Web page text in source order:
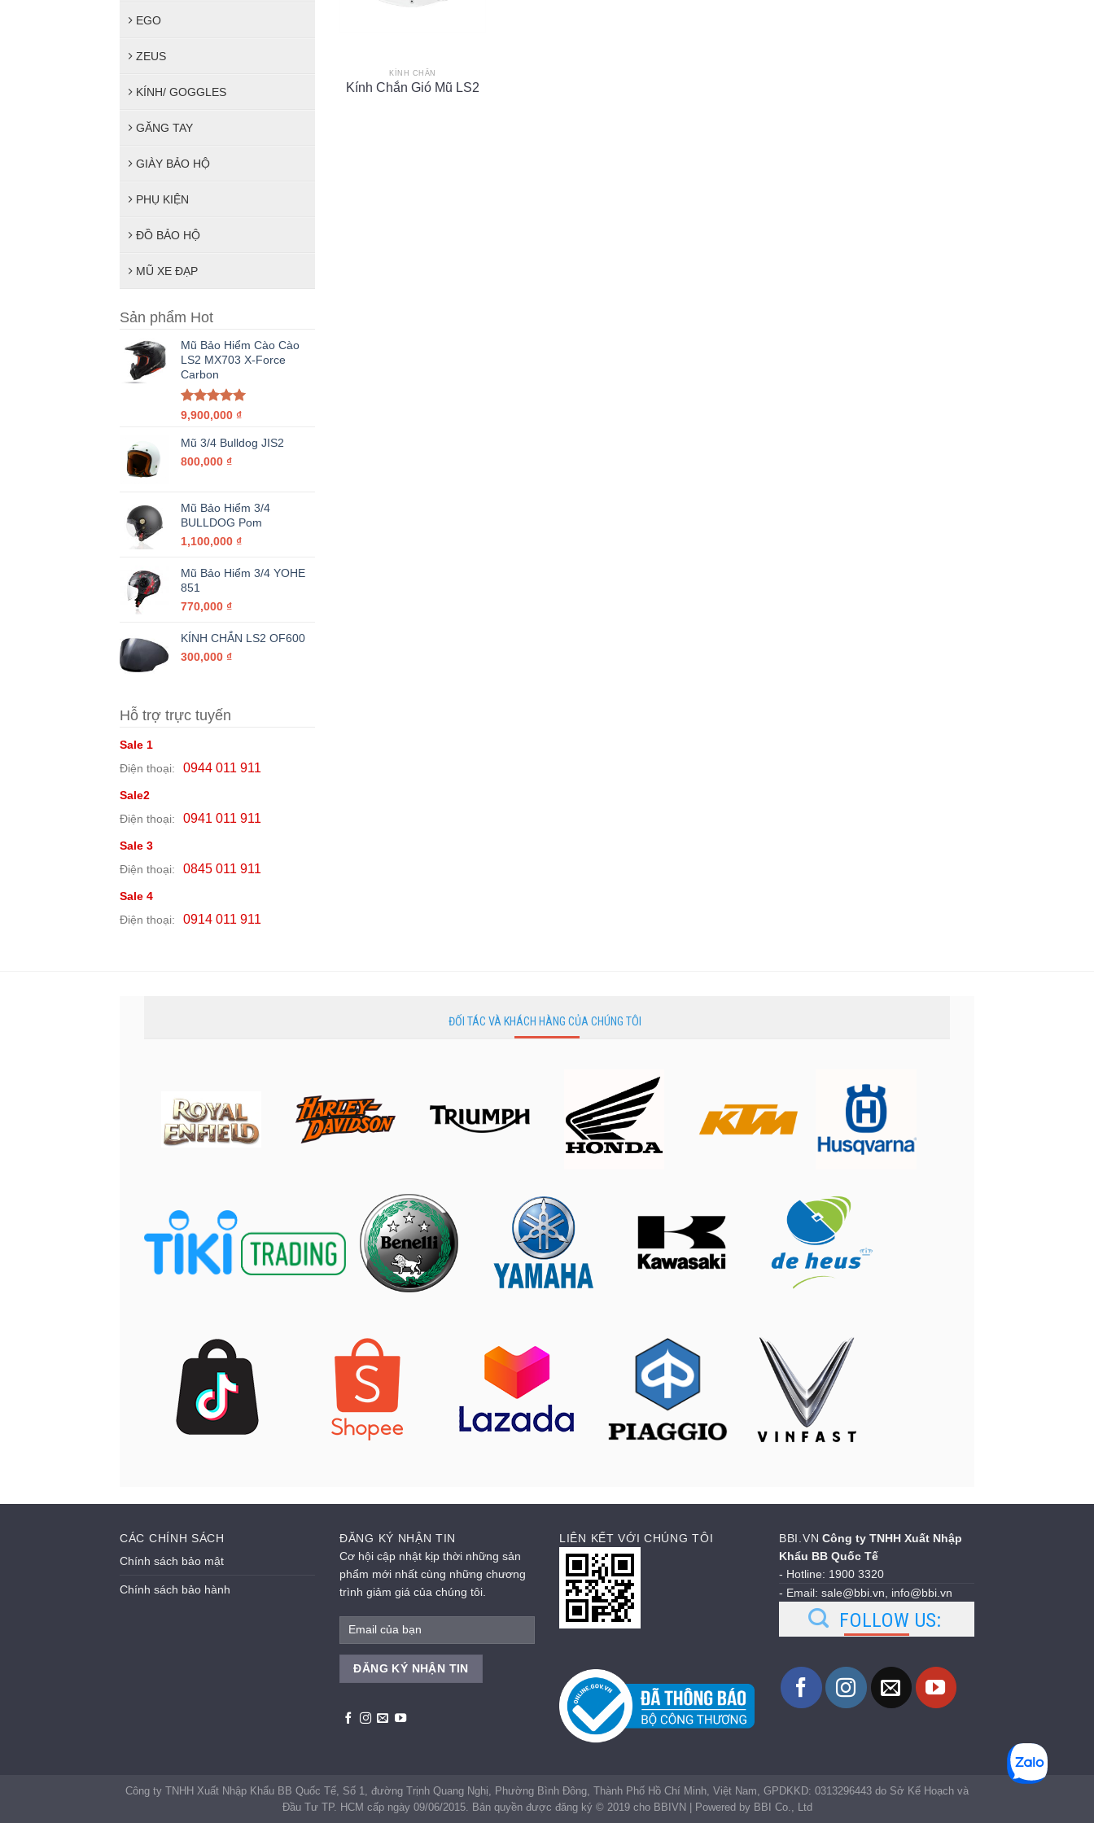
EGO
ZEUS
KÍNH/ GOGGLES
GĂNG TAY
GIÀY BẢO HỘ
PHỤ KIỆN
ĐỒ BẢO HỘ
MŨ XE ĐẠP
Sản phẩm Hot
Mũ Bảo Hiểm Cào Cào
LS2 MX703 X-Force
Carbon
Được xếp
5 sao
9,900,000 ₫
Mũ 3/4 Bulldog JIS2
800,000 ₫
Mũ Bảo Hiểm 3/4
BULLDOG Pom
1,100,000 ₫
Mũ Bảo Hiểm 3/4 YOHE
851
770,000 ₫
KÍNH CHẮN LS2 OF600
300,000 ₫
Hỗ trợ trực tuyến
Sale 1
Điện thoại:
0944 011 911
Sale2
Điện thoại:
0941 011 911
Sale 3
Điện thoại:
0845 011 911
Sale 4
Điện thoại:
0914 011 911
KÍNH CHẮN
Kính Chắn Gió Mũ LS2
ĐỐI TÁC VÀ KHÁCH HÀNG CỦA CHÚNG TÔI
CÁC CHÍNH SÁCH
Chính sách bảo mật
Chính sách bảo hành
ĐĂNG KÝ NHẬN TIN
Cơ hội cập nhật kịp thời những sản
phẩm mới nhất cùng những chương
trình giảm giá của chúng tôi.
LIÊN KẾT VỚI CHÚNG TÔI BBI.VN Công ty TNHH Xuất Nhập
Khẩu BB Quốc Tế
- Hotline: 1900 3320
- Email: sale@bbi.vn, info@bbi.vn
FOLLOW US:
Công ty TNHH Xuất Nhập Khẩu BB Quốc Tế, Số 1, đường Trịnh Quang Nghị, Phường Bình Đông, Thành Phố Hồ Chí Minh, Việt Nam, GPDKKD: 0313296443 do Sở Kế Hoạch và
Đầu Tư TP. HCM cấp ngày 09/06/2015. Bản quyền được đăng ký © 2019 cho BBIVN | Powered by BBI Co., Ltd